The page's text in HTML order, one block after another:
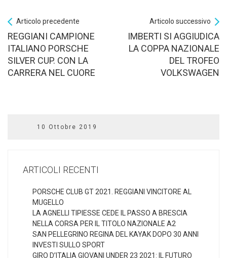
Articolo precedente
REGGIANI CAMPIONE
ITALIANO PORSCHE
SILVER CUP. CON LA
CARRERA NEL CUORE
Articolo successivo
IMBERTI SI AGGIUDICA
LA COPPA NAZIONALE
DEL TROFEO
VOLKSWAGEN
10 Ottobre 2019
ARTICOLI RECENTI
PORSCHE CLUB GT 2021. REGGIANI VINCITORE AL
MUGELLO
LA AGNELLI TIPIESSE CEDE IL PASSO A BRESCIA
NELLA CORSA PER IL TITOLO NAZIONALE A2
SAN PELLEGRINO REGINA DEL KAYAK DOPO 30 ANNI
INVESTI SULLO SPORT
GIRO D’ITALIA GIOVANI UNDER 23 2021: IL FUTURO